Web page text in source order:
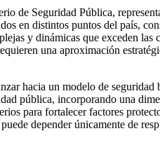
de Seguridad Pública,
en distintos puntos del país,
y dinámicas que exceden
una aproximación
hacia un modelo de
pública, incorporando una
para fortalecer factores
depender únicamente de